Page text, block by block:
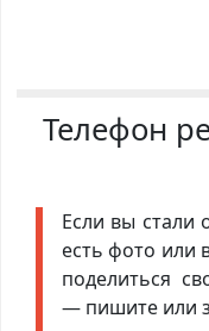
Телефон
Если вы стали
есть фото или
поделиться
— пишите или